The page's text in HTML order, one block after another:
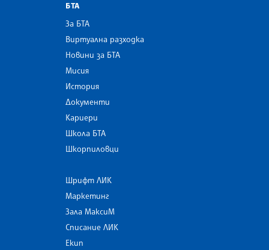
БТА
За БТА
Виртуална разходка
Новини за БТА
Мисия
История
Документи
Кариери
Школа БТА
Шкорпиловци
Шрифт ЛИК
Маркетинг
Зала МаксиМ
Списание ЛИК
Екип